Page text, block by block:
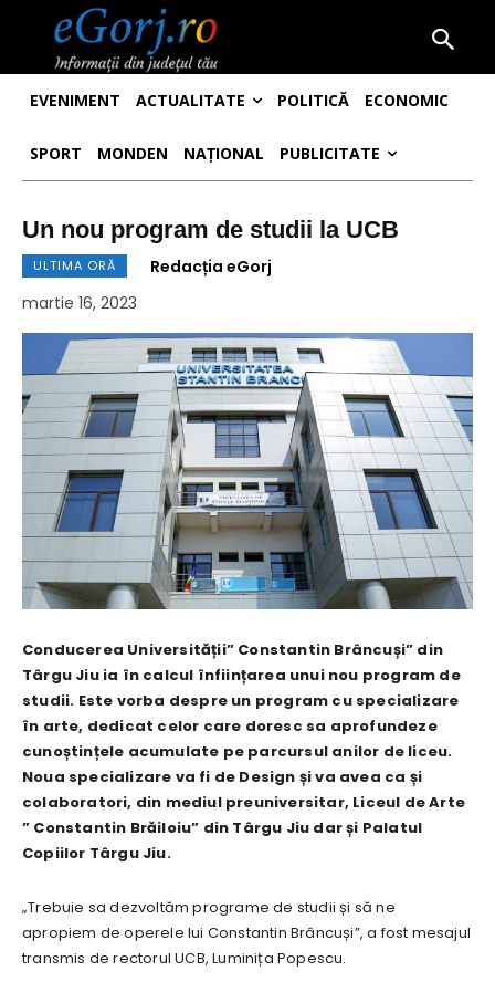
EVENIMENT ACTUALITATE POLITICĂ ECONOMIC
SPORT MONDEN NAȚIONAL PUBLICITATE
Un nou program de studii la UCB
ULTIMA ORĂ
Redacția eGorj
martie 16, 2023
Conducerea Universității” Constantin Brâncuși” din
Târgu Jiu ia în calcul înființarea unui nou program de
studii. Este vorba despre un program cu specializare
în arte, dedicat celor care doresc sa aprofundeze
cunoștințele acumulate pe parcursul anilor de liceu.
Noua specializare va fi de Design și va avea ca și
colaboratori, din mediul preuniversitar, Liceul de Arte
” Constantin Brăiloiu” din Târgu Jiu dar și Palatul
Copiilor Târgu Jiu.
„Trebuie sa dezvoltăm programe de studii și să ne
apropiem de operele lui Constantin Brâncuși”, a fost mesajul
transmis de rectorul UCB, Luminița Popescu.